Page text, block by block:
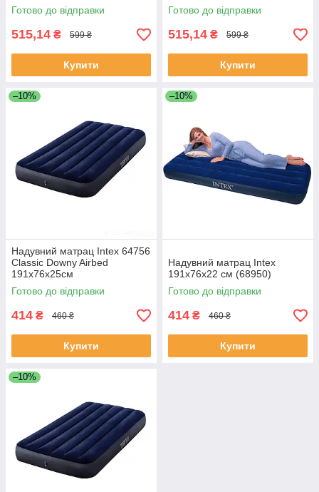
Готово до відправки
515,14 ₴ 599 ₴
Купити
Готово до відправки
515,14 ₴ 599 ₴
Купити
–10%
Надувний матрац Intex 64756
Classic Downy Airbed
191х76х25см
Готово до відправки
414 ₴ 460 ₴
Купити
–10%
Надувний матрац Intex
191х76х22 см (68950)
Готово до відправки
414 ₴ 460 ₴
Купити
–10%